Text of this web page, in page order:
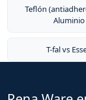
Teflón
Aluminio
T-fal vs